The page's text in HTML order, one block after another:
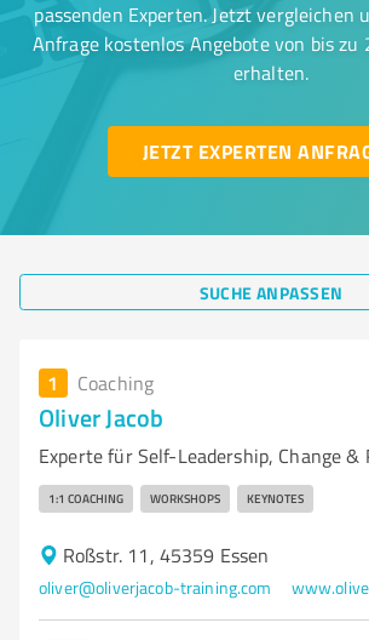
passenden Experten. Jetzt vergleichen
Anfrage kostenlos Angebote von bis
erhalten.
JETZT EXPERTEN
SUCHE ANPASSEN
1 Coaching
Oliver Jacob
Experte für Self-Leadership, Change &
1:1 COACHING WORKSHOPS KEYNOTES
Roßstr. 11, 45359 Essen
oliver@oliverjacob-training.com